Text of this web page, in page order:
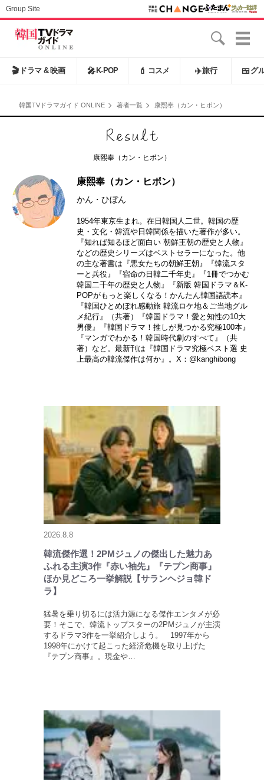
Group Site
🎬 ドラマ & 映画 🎤 K-POP 💄 コスメ ✈️旅行 🍱 グ
韓国TVドラマガイド ONLINE 著者一覧 康熙奉（カン・ヒボン）
康熙奉（カン・ヒボン）
康熙奉（カン・ヒボン）
かん・ひぼん
1954年東京生まれ。在日韓国人二世。韓国の歴
史・文化・韓流や日韓関係を描いた著作が多い。
『知れば知るほど面白い 朝鮮王朝の歴史と人物』
などの歴史シリーズはベストセラーになった。他
の主な著書は『悪女たちの朝鮮王朝』『韓流スタ
ーと兵役』『宿命の日韓二千年史』『1冊でつかむ
韓国二千年の歴史と人物』『新版 韓国ドラマ＆K-
POPがもっと楽しくなる！かんたん韓国語読本』
『韓国ひとめぼれ感動旅 韓流ロケ地＆ご当地グル
メ紀行』（共著）『韓国ドラマ！愛と知性の10大
男優』『韓国ドラマ！推しが見つかる究極100本』
『マンガでわかる！韓国時代劇のすべて』（共
著）など。最新刊は『韓国ドラマ究極ベスト選 史
上最高の韓流傑作は何か』。X： @kanghibong
2026.8.8
韓流傑作選！2PMジュノの傑出した魅力あ
ふれる主演3作『赤い袖先』『テプン商事』
ほか見どころ一挙解説【サランヘジョ韓ド
ラ】
猛暑を乗り切るには活力源になる傑作エンタメが必
要！そこで、韓流トップスターの2PMジュノが主演
するドラマ3作を一挙紹介しよう。 1997年から
1998年にかけて起こった経済危機を取り上げた
『テプン商事』。現金や…